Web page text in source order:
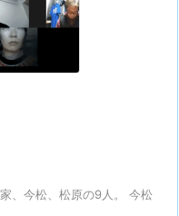
、今松、松原の9人。 今松